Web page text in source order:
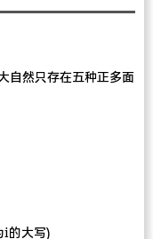
自然只存在五种正多面
i的大写)